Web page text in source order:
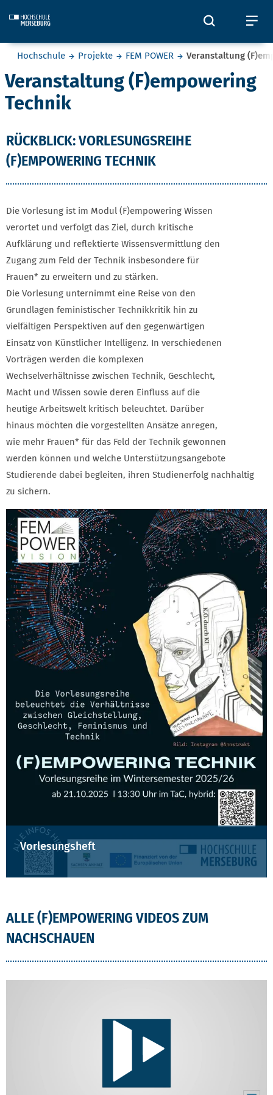
Öffnet
Sie befinden sich hier:
Hochschule Projekte FEM POWER Veranstaltung
Veranstaltung (F)empowering
Technik
RÜCKBLICK: VORLESUNGSREIHE
(F)EMPOWERING TECHNIK
Die Vorlesung ist im Modul (F)empowering Wissen
verortet und verfolgt das Ziel, durch kritische
Aufklärung und reflektierte Wissensvermittlung den
Zugang zum Feld der Technik insbesondere für
Frauen* zu erweitern und zu stärken.
Die Vorlesung unternimmt eine Reise von den
Grundlagen feministischer Technikkritik hin zu
vielfältigen Perspektiven auf den gegenwärtigen
Einsatz von Künstlicher Intelligenz. In verschiedenen
Vorträgen werden die komplexen
Wechselverhältnisse zwischen Technik, Geschlecht,
Macht und Wissen sowie deren Einfluss auf die
heutige Arbeitswelt kritisch beleuchtet. Darüber
hinaus möchten die vorgestellten Ansätze anregen,
wie mehr Frauen* für das Feld der Technik gewonnen
werden können und welche Unterstützungsangebote
Studierende dabei begleiten, ihren Studienerfolg nachhaltig
zu sichern.
Vorlesungsheft
ALLE (F)EMPOWERING VIDEOS ZUM
NACHSCHAUEN